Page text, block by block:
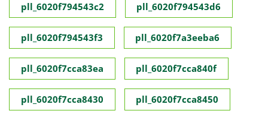
pll_6020f794543c2 pll_6020f794543d6
pll_6020f794543f3 pll_6020f7a3eeba6
pll_6020f7cca83ea pll_6020f7cca840f
pll_6020f7cca8430 pll_6020f7cca8450